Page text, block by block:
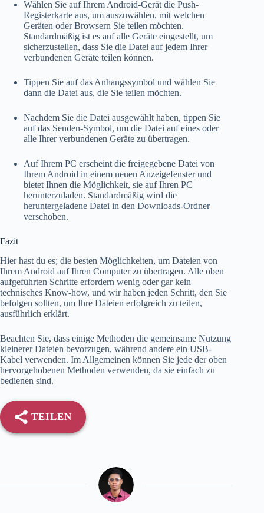
Wählen Sie auf Ihrem Android-Gerät die Push-
Registerkarte aus, um auszuwählen, mit welchen
Geräten oder Browsern Sie teilen möchten.
Standardmäßig ist es auf alle Geräte eingestellt, um
sicherzustellen, dass Sie die Datei auf jedem Ihrer
verbundenen Geräte teilen können.
Tippen Sie auf das Anhangssymbol und wählen Sie
dann die Datei aus, die Sie teilen möchten.
Nachdem Sie die Datei ausgewählt haben, tippen Sie
auf das Senden-Symbol, um die Datei auf eines oder
alle Ihrer verbundenen Geräte zu übertragen.
Auf Ihrem PC erscheint die freigegebene Datei von
Ihrem Android in einem neuen Anzeigefenster und
bietet Ihnen die Möglichkeit, sie auf Ihren PC
herunterzuladen. Standardmäßig wird die
heruntergeladene Datei in den Downloads-Ordner
verschoben.
Fazit
Hier hast du es; die besten Möglichkeiten, um Dateien von
Ihrem Android auf Ihren Computer zu übertragen. Alle oben
aufgeführten Schritte erfordern wenig oder gar kein
technisches Know-how, und wir haben jeden Schritt, den Sie
befolgen sollten, um Ihre Dateien erfolgreich zu teilen,
ausführlich erklärt.
Beachten Sie, dass einige Methoden die gemeinsame Nutzung
kleinerer Dateien bevorzugen, während andere ein USB-
Kabel verwenden. Im Allgemeinen können Sie jede der oben
hervorgehobenen Methoden verwenden, da sie einfach zu
bedienen sind.
TEILEN